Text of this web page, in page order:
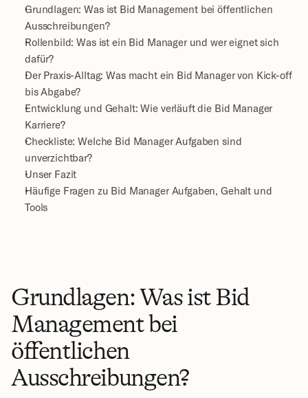
Grundlagen: Was ist Bid Management bei öffentlichen
Ausschreibungen?
Rollenbild: Was ist ein Bid Manager und wer eignet sich
dafür?
Der Praxis-Alltag: Was macht ein Bid Manager von Kick-off
bis Abgabe?
Entwicklung und Gehalt: Wie verläuft die Bid Manager
Karriere?
Checkliste: Welche Bid Manager Aufgaben sind
unverzichtbar?
Unser Fazit
Häufige Fragen zu Bid Manager Aufgaben, Gehalt und
Tools
Grundlagen: Was ist Bid
Management bei
öffentlichen
Ausschreibungen?